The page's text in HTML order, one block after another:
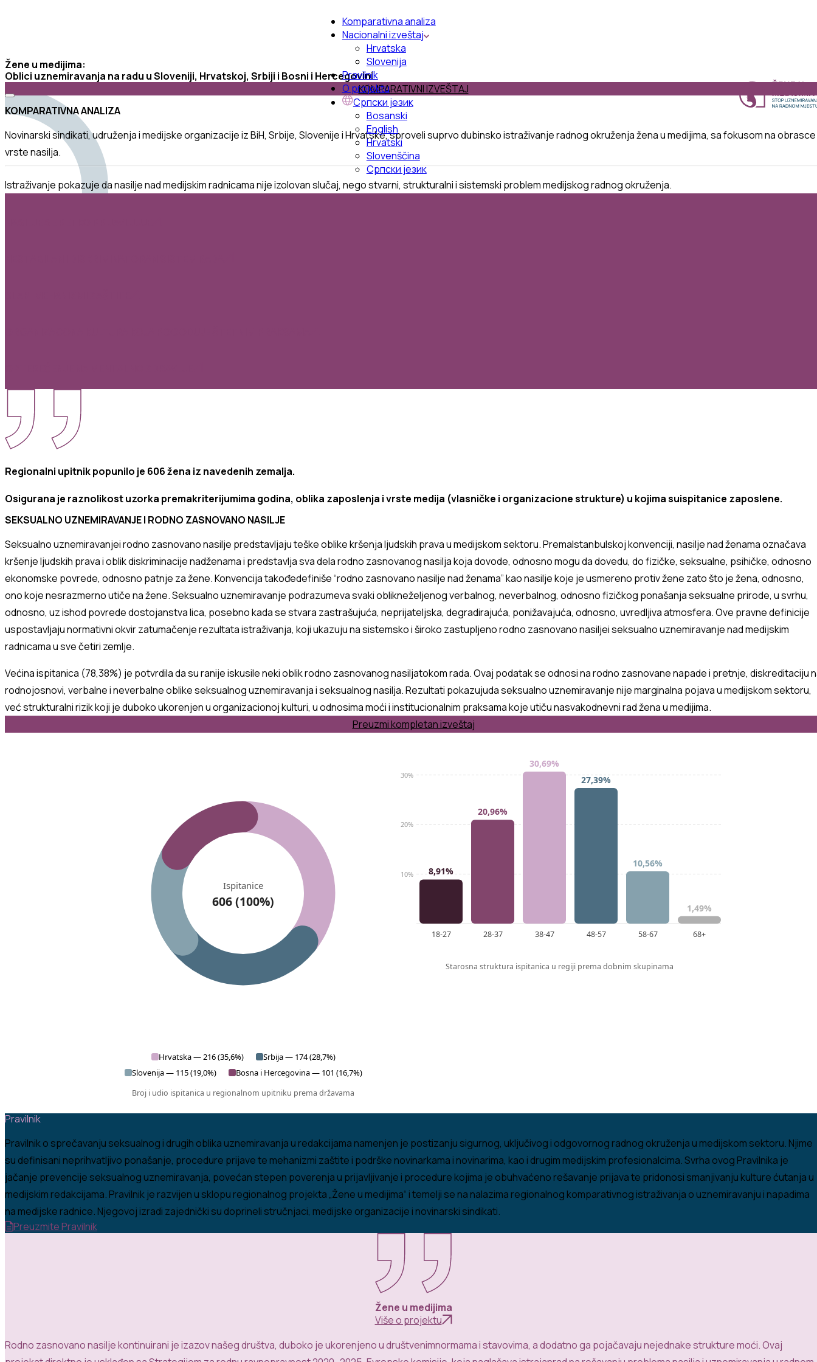
Komparativna analiza
Nacionalni izveštaj
Hrvatska
Slovenija
Pravilnik
O projektu
Српски језик
Bosanski
English
Hrvatski
Slovenščina
Српски језик
Žene u medijima:
Oblici uznemiravanja na radu u Sloveniji, Hrvatskoj, Srbiji i Bosni i Hercegovini
KOMPARATIVNI IZVEŠTAJ
KOMPARATIVNA ANALIZA
Novinarskisindikati,udruženjaimedijskeorganizacijeizBiH, Srbije, SlovenijeiHrvatske,sprovelisuprvodubinskoistraživanjeradnogokruženjaženaumedijima, safokusomnaobrasce
vrstenasilja.
Istraživanje pokazujedanasiljenadmedijskimradnicamanijeizolovanslučaj, negostvarni, strukturalniisistemski problemmedijskogradnogokruženja.
Regionalni upitnikpopunilo je 606žena iz navedenih zemalja.
Osigurana je raznolikostuzorka premakriterijumima godina, oblika zaposlenja ivrste medija (vlasničke i organizacionestrukture) u kojimasuispitanice zaposlene.
SEKSUALNO UZNEMIRAVANJE I RODNO ZASNOVANO NASILJE
Seksualnouznemiravanjeirodno zasnovanonasilje predstavljajuteškeoblikekršenjaljudskih pravaumedijskomsektoru.PremaIstanbulskojkonvenciji, nasiljenadženamaoznačava
kršenjeljudskih pravaioblikdiskriminacijenadženamai predstavljasvadelarodno zasnovanognasiljakojadovode, odnosnomogudadovedu, dofizičke, seksualne, psihičke, odnosno
ekonomske povrede, odnosno patnje zažene.Konvencijatakođedefiniše“rodno zasnovanonasiljenadženama”kaonasiljekoje jeusmereno protivžene zato što ježena, odnosno,
onokojenesrazmernoutičenažene.Seksualnouznemiravanje podrazumevasvakioblikneželjenogverbalnog, neverbalnog, odnosnofizičkog ponašanjaseksualne prirode, usvrhu,
odnosno, uzishod povrededostojanstvalica, posebnokadasestvara zastrašujuća, neprijateljska, degradirajuća, ponižavajuća, odnosno, uvredljivaatmosfera.Ove pravnedefinicije
uspostavljajunormativniokvirzatumačenjerezultataistraživanja, kojiukazujunasistemskoi široko zastupljenorodno zasnovanonasiljeiseksualnouznemiravanjenadmedijskim
radnicamausvečetiri zemlje.
Većinaispitanica (78,38%) je potvrdiladasuranijeiskusilenekioblikrodno zasnovanognasiljatokomrada.Ovaj podatakseodnosinarodno zasnovanenapadei pretnje, diskreditaciju
rodnojosnovi, verbalneineverbalneoblikeseksualnoguznemiravanjaiseksualnognasilja.Rezultati pokazujudaseksualnouznemiravanjenijemarginalna pojavaumedijskomsektoru,
većstrukturalnirizikkoji jedubokoukorenjenuorganizacionojkulturi, uodnosimamoćiiinstitucionalnim praksamakojeutičunasvakodnevniradženaumedijima.
Preuzmi kompletan izveštaj
Ispitanice
606 (100%)
Hrvatska — 216 (35,6%)
Srbija — 174 (28,7%)
Slovenija — 115 (19,0%)
Bosna i Hercegovina — 101 (16,7%)
Broj i udio ispitanica u regionalnom upitniku prema državama
10%
20%
30%
8,91%
18-27
20,96%
28-37
30,69%
38-47
27,39%
48-57
10,56%
58-67
1,49%
68+
Starosna struktura ispitanica u regiji prema dobnim skupinama
Pravilnik
Pravilnik o sprečavanju seksualnog i drugih oblika uznemiravanja u redakcijama namenjen je postizanju sigurnog, uključivog i odgovornog radnog okruženja u medijskom sektoru. Njime
su definisani neprihvatljivo ponašanje, procedure prijave te mehanizmi zaštite i podrške novinarkama i novinarima, kao i drugim medijskim profesionalcima. Svrha ovog Pravilnika je
jačanje prevencije seksualnog uznemiravanja, povećan stepen poverenja u prijavljivanje i procedure kojima je obuhvaćeno rešavanje prijava te pridonosi smanjivanju kulture ćutanja u
medijskim redakcijama. Pravilnik je razvijen u sklopu regionalnog projekta „Žene u medijima“ i temelji se na nalazima regionalnog komparativnog istraživanja o uznemiravanju i napadima
na medijske radnice. Njegovoj izradi zajednički su doprineli stručnjaci, medijske organizacije i novinarski sindikati.
Preuzmite Pravilnik
Žene u medijima
Više o projektu
Rodno zasnovanonasiljekontinuirani jeizazovnašegdruštva, duboko jeukorenjenoudruštvenimnormamaistavovima, adodatnoga pojačavajunejednakestrukturemoći.Ovaj